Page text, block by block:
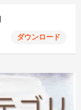
ダウンロード